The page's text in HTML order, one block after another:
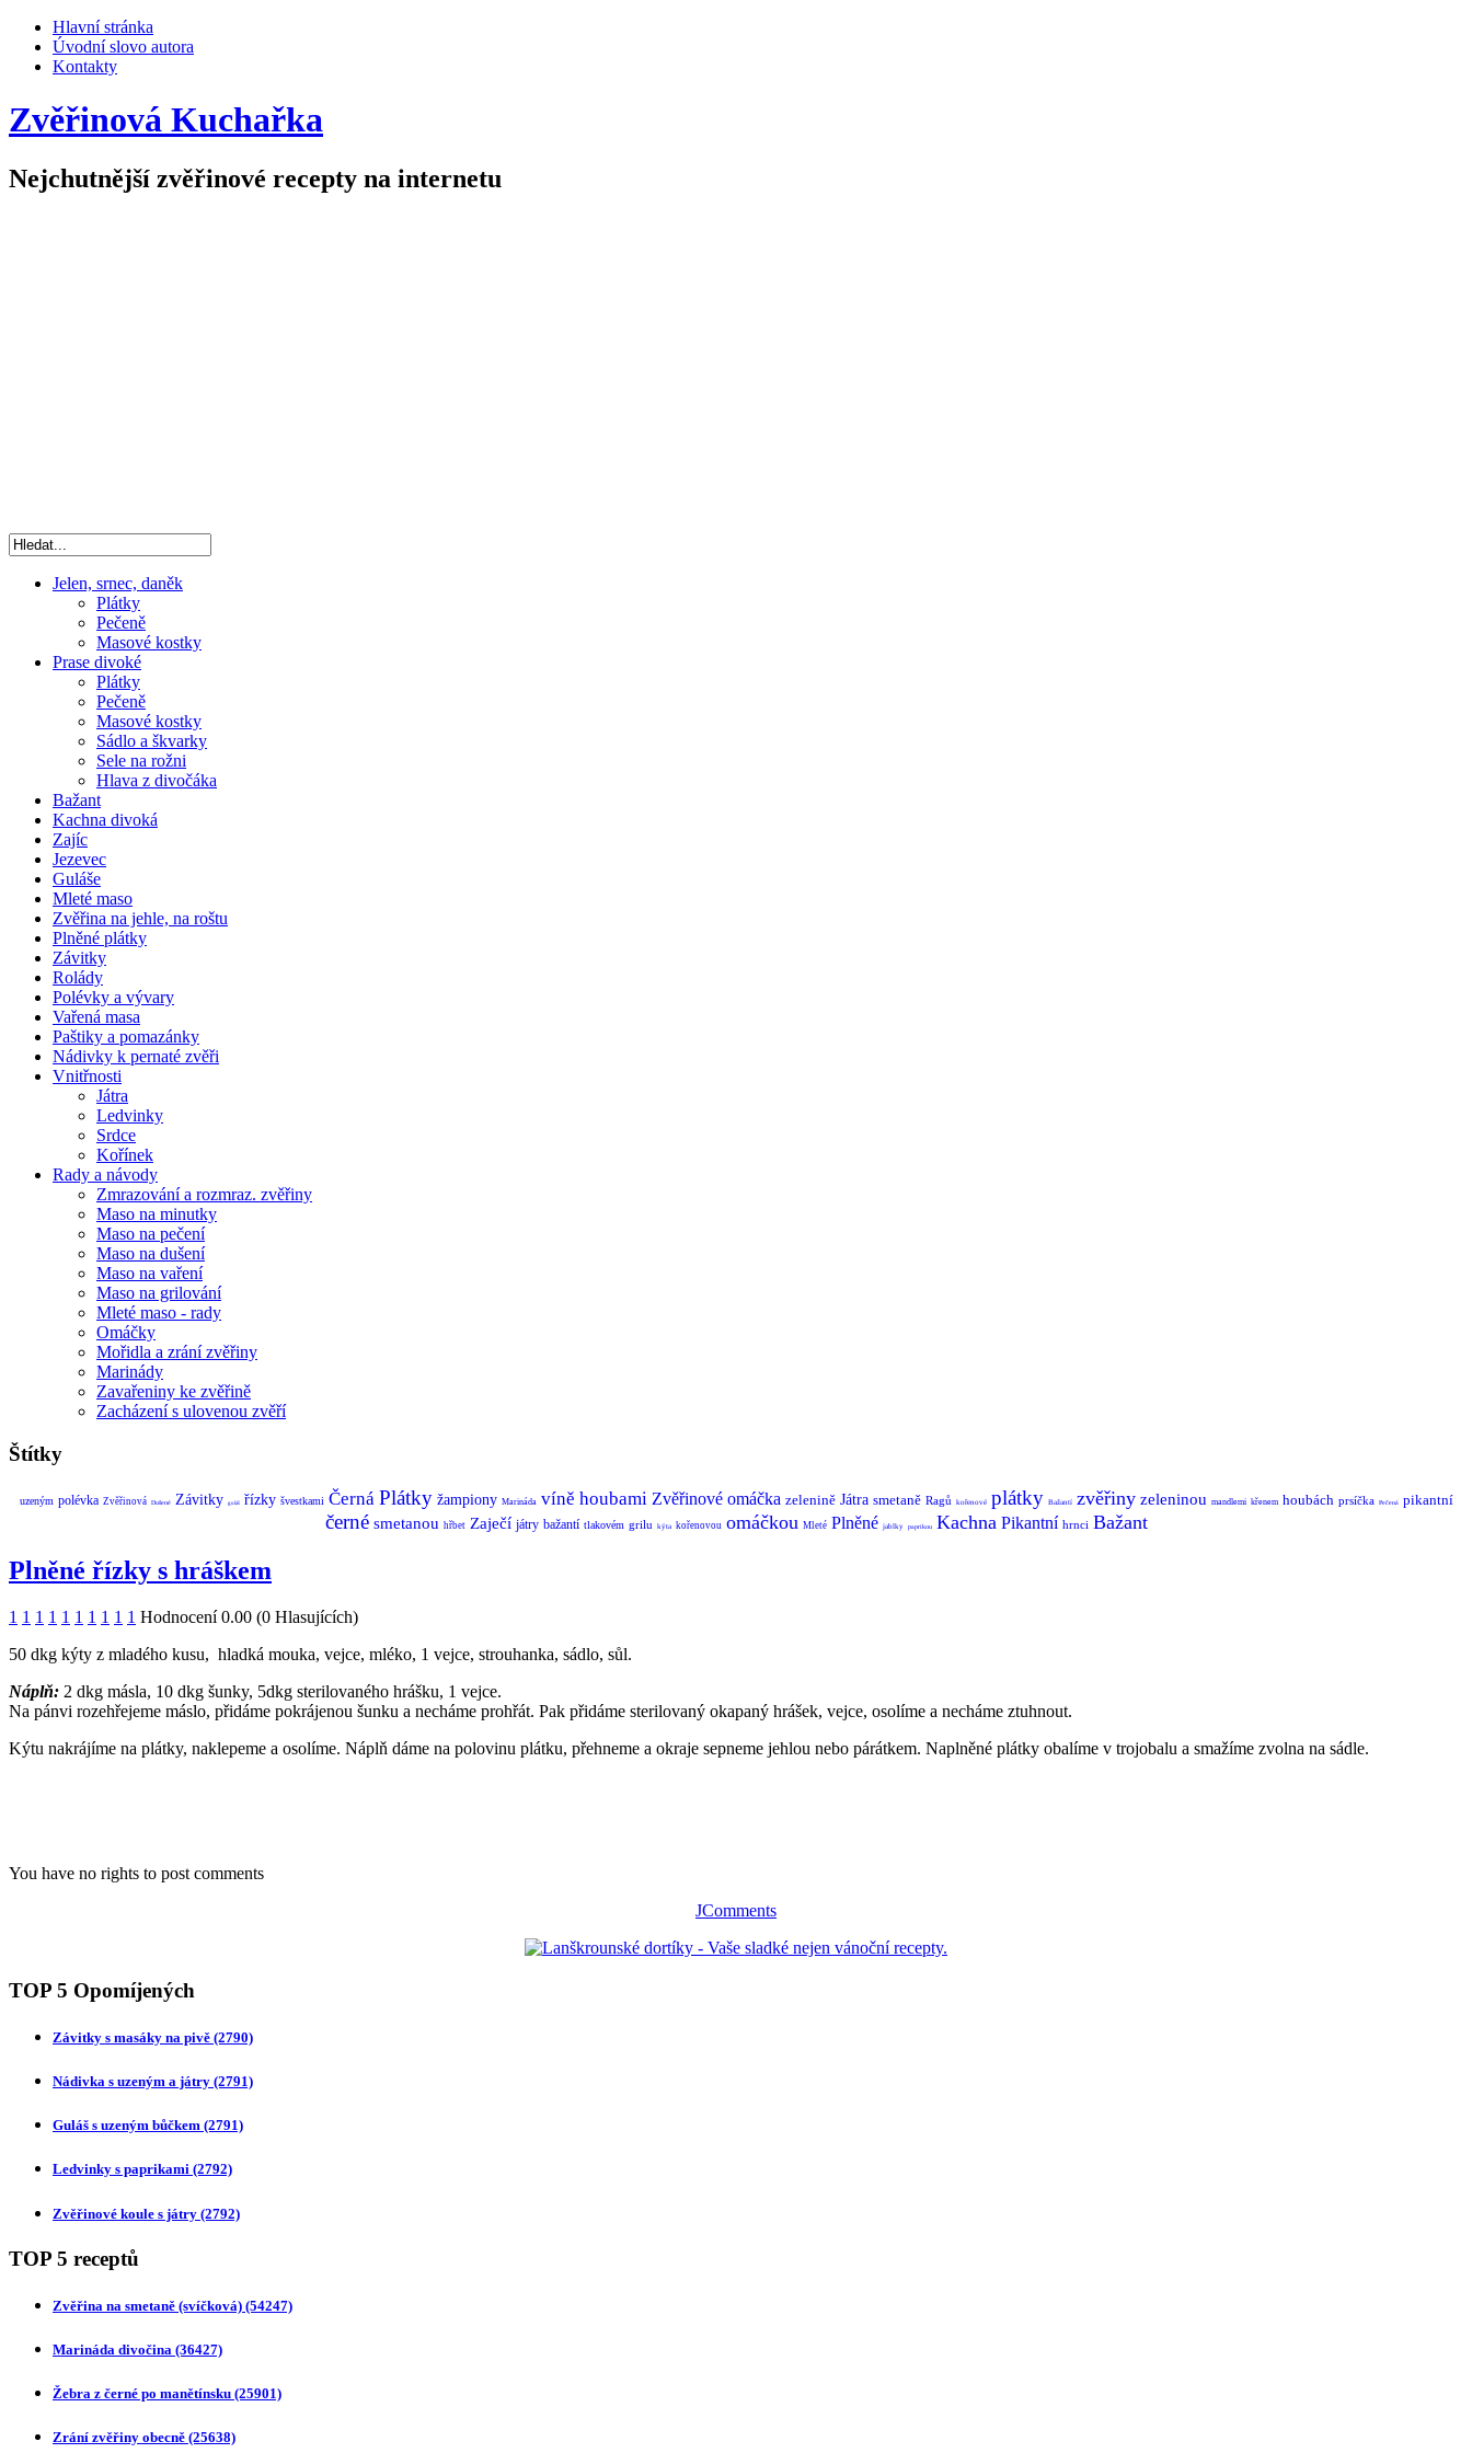
Hlavní stránka
Úvodní slovo autora
Kontakty
Zvěřinová Kuchařka
Nejchutnější zvěřinové recepty na internetu
Jelen, srnec, daněk
Plátky
Pečeně
Masové kostky
Prase divoké
Plátky
Pečeně
Masové kostky
Sádlo a škvarky
Sele na rožni
Hlava z divočáka
Bažant
Kachna divoká
Zajíc
Jezevec
Guláše
Mleté maso
Zvěřina na jehle, na roštu
Plněné plátky
Závitky
Rolády
Polévky a vývary
Vařená masa
Paštiky a pomazánky
Nádivky k pernaté zvěři
Vnitřnosti
Játra
Ledvinky
Srdce
Kořínek
Rady a návody
Zmrazování a rozmraz. zvěřiny
Maso na minutky
Maso na pečení
Maso na dušení
Maso na vaření
Maso na grilování
Mleté maso - rady
Omáčky
Mořidla a zrání zvěřiny
Marinády
Zavařeniny ke zvěřině
Zacházení s ulovenou zvěří
Štítky
uzeným polévka Zvěřinová Dušené Závitky guláš řízky švestkami Černá Plátky žampiony Marináda víně houbami Zvěřinové omáčka zelenině Játra smetaně Ragů kořenové plátky Bažantí zvěřiny zeleninou mandlemi křenem houbách prsíčka Pečená pikantní
černé smetanou hřbet Zaječí játry bažantí tlakovém grilu kýta kořenovou omáčkou Mleté Plněné jablky paprikou Kachna Pikantní hrnci Bažant
Plněné řízky s hráškem
1 1 1 1 1 1 1 1 1 1 Hodnocení 0.00 (0 Hlasujících)
50 dkg kýty z mladého kusu, hladká mouka, vejce, mléko, 1 vejce, strouhanka, sádlo, sůl.
Náplň: 2 dkg másla, 10 dkg šunky, 5dkg sterilovaného hrášku, 1 vejce.
Na pánvi rozehřejeme máslo, přidáme pokrájenou šunku a necháme prohřát. Pak přidáme sterilovaný okapaný hrášek, vejce, osolíme a necháme ztuhnout.
Kýtu nakrájíme na plátky, naklepeme a osolíme. Náplň dáme na polovinu plátku, přehneme a okraje sepneme jehlou nebo párátkem. Naplněné plátky obalíme v trojobalu a smažíme zvolna na sádle.
You have no rights to post comments
JComments
TOP 5 Opomíjených
Závitky s masáky na pivě (2790)
Nádivka s uzeným a játry (2791)
Guláš s uzeným bůčkem (2791)
Ledvinky s paprikami (2792)
Zvěřinové koule s játry (2792)
TOP 5 receptů
Zvěřina na smetaně (svíčková) (54247)
Marináda divočina (36427)
Žebra z černé po manětínsku (25901)
Zrání zvěřiny obecně (25638)